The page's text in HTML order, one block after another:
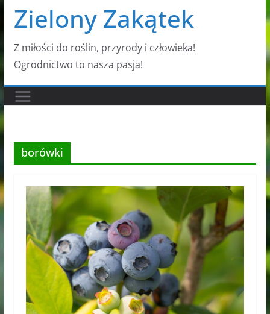
Zielony Zakątek
Z miłości do roślin, przyrody i człowieka!
Ogrodnictwo to nasza pasja!
borówki